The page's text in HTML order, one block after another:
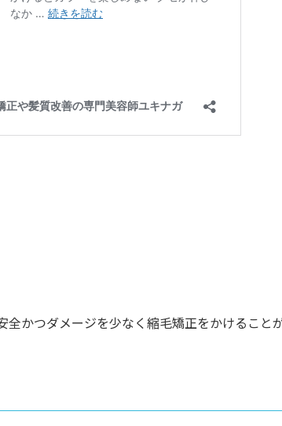
全かつダメージを少なく縮毛矯正をかけること